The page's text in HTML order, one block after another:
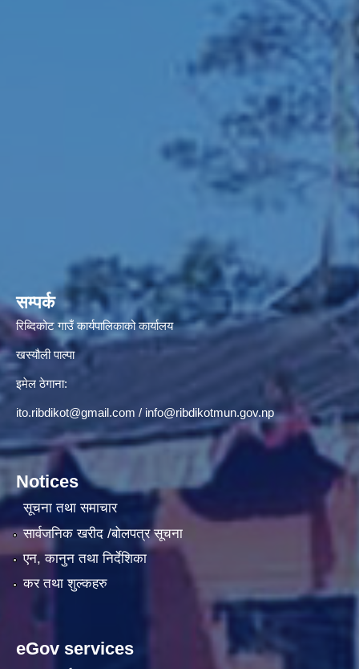
सम्पर्क
रिब्दिकोट गाउँ कार्यपालिकाको कार्यालय
खस्यौली पाल्पा
इमेल ठेगाना:
ito.ribdikot@gmail.com / info@ribdikotmun.gov.np
Notices
सूचना तथा समाचार
सार्वजनिक खरीद /बोलपत्र सूचना
एन, कानुन तथा निर्देशिका
कर तथा शुल्कहरु
eGov services